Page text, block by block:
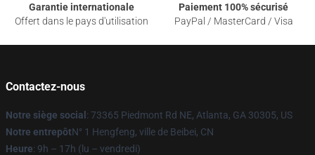
Garantie internationale
Offert dans le pays d'utilisation
Paiement 100% sécurisé
PayPal / MasterCard / Visa
Contactez-nous
Notre siège social : 73365 Piedmont Rd NE, Atlanta, GA 30305, US
Notre entrepôtN° 1 Hengfeng, ville de Beibei, CN
Heure: 9h – 17h (lu – vendredi)